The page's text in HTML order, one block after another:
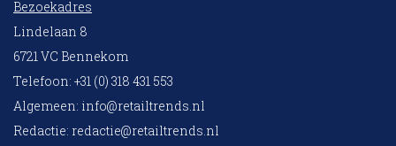
Bezoekadres
Lindelaan 8
6721 VC Bennekom
Telefoon: +31 (0) 318 431 553
Algemeen: info@retailtrends.nl
Redactie: redactie@retailtrends.nl